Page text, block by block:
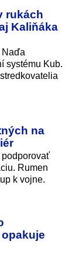
rukách
Kaliňáka
Naďa
systému Kub.
na
podporovať
Rumen
k vojne.